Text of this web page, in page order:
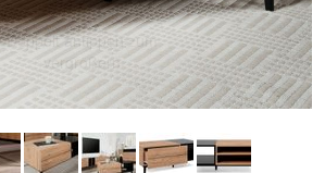
Doppelt antippen zum
vergrößern